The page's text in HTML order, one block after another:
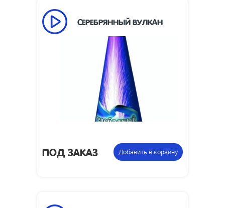
СЕРЕБРЯННЫЙ ВУЛКАН
55
Высота пламени, м:
8
Размеры изделия,
280 х 94
Цена указана за
Фонтан
пиротехнический
ПОД ЗАКАЗ Добавить в корзину